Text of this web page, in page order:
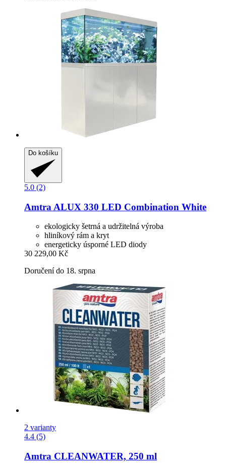
Do košíku
5.0 (2)
Amtra ALUX 330 LED Combination White
ekologicky šetrná a udržitelná výroba
hliníkový rám a kryt
energeticky úsporné LED diody
30 229,00 Kč
Doručení do 18. srpna
2 varianty
4.4 (5)
Amtra CLEANWATER, 250 ml